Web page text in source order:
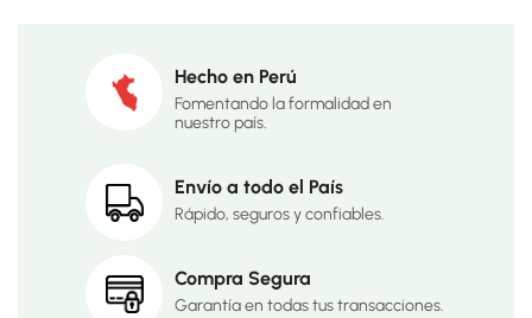
Hecho en Perú
Fomentando la formalidad en
nuestro país.
Envío a todo el País
Rápido, seguros y confiables.
Compra Segura
Garantía en todas tus transacciones.